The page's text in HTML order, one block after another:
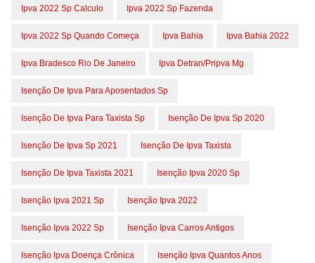
Ipva 2022 Sp Calculo Ipva 2022 Sp Fazenda
Ipva 2022 Sp Quando Começa Ipva Bahia Ipva Bahia 2022
Ipva Bradesco Rio De Janeiro Ipva Detran/pripva Mg
Isenção De Ipva Para Aposentados Sp
Isenção De Ipva Para Taxista Sp Isenção De Ipva Sp 2020
Isenção De Ipva Sp 2021 Isenção De Ipva Taxista
Isenção De Ipva Taxista 2021 Isenção Ipva 2020 Sp
Isenção Ipva 2021 Sp Isenção Ipva 2022
Isenção Ipva 2022 Sp Isenção Ipva Carros Antigos
Isenção Ipva Doença Crônica Isenção Ipva Quantos Anos